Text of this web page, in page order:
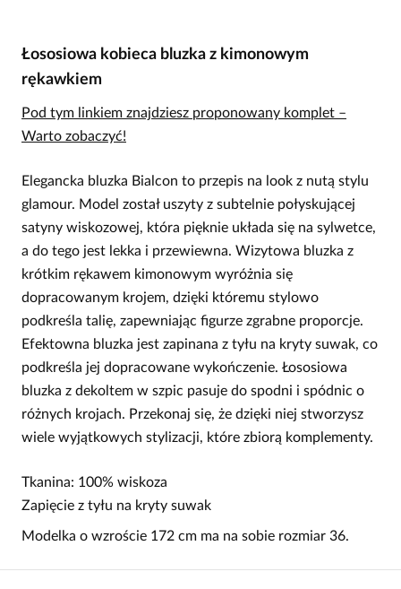
Łososiowa kobieca bluzka z kimonowym
rękawkiem
Pod tym linkiem znajdziesz proponowany komplet –
Warto zobaczyć!
Elegancka bluzka Bialcon to przepis na look z nutą stylu
glamour. Model został uszyty z subtelnie połyskującej
satyny wiskozowej, która pięknie układa się na sylwetce,
a do tego jest lekka i przewiewna. Wizytowa bluzka z
krótkim rękawem kimonowym wyróżnia się
dopracowanym krojem, dzięki któremu stylowo
podkreśla talię, zapewniając figurze zgrabne proporcje.
Efektowna bluzka jest zapinana z tyłu na kryty suwak, co
podkreśla jej dopracowane wykończenie. Łososiowa
bluzka z dekoltem w szpic pasuje do spodni i spódnic o
różnych krojach. Przekonaj się, że dzięki niej stworzysz
wiele wyjątkowych stylizacji, które zbiorą komplementy.
Tkanina: 100% wiskoza
Zapięcie z tyłu na kryty suwak
Modelka o wzroście 172 cm ma na sobie rozmiar 36.